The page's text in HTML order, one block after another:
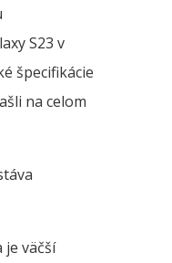
S23 v
špecifikácie
na celom
je väčší